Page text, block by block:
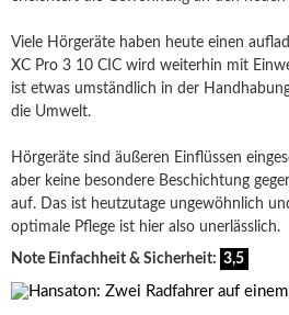
Viele Hörgeräte haben heute einen
XC Pro 3 10 CIC wird weiterhin mit
ist etwas umständlich in der
die Umwelt.
Hörgeräte sind äußeren Einflüssen
aber keine besondere Beschichtung
auf. Das ist heutzutage ungewöhnlich
optimale Pflege ist hier also unerlässlich.
Note Einfachheit & Sicherheit: 3,5